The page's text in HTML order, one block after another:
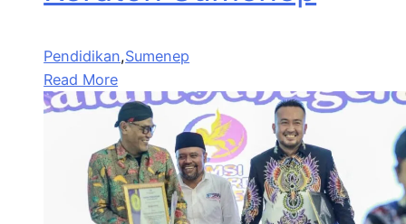
Pendidikan,Sumenep
Read More